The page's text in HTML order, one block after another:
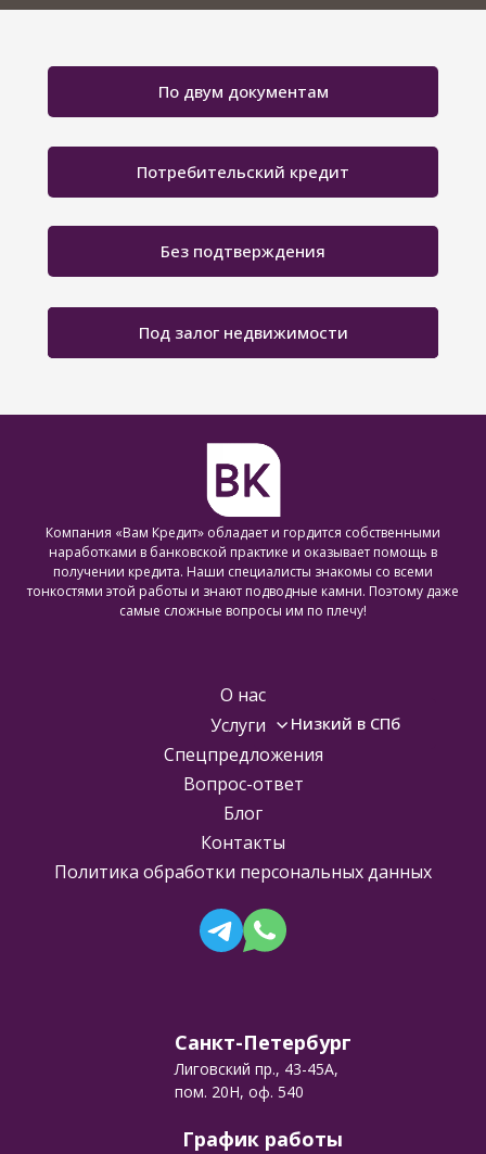
Под залог недвижимости
Под залог
Без поручителей
Потребительский кредит
Без подтверждения
По двум документам
Низкий в СПб
Компания «Вам Кредит» обладает и гордится собственными
наработками в банковской практике и оказывает помощь в
получении кредита. Наши специалисты знакомы со всеми
тонкостями этой работы и знают подводные камни. Поэтому даже
самые сложные вопросы им по плечу!
О нас
Услуги
Спецпредложения
Вопрос-ответ
Блог
Контакты
Политика обработки персональных данных
Санкт-Петербург
Лиговский пр., 43-45А,
пом. 20Н, оф. 540
График работы